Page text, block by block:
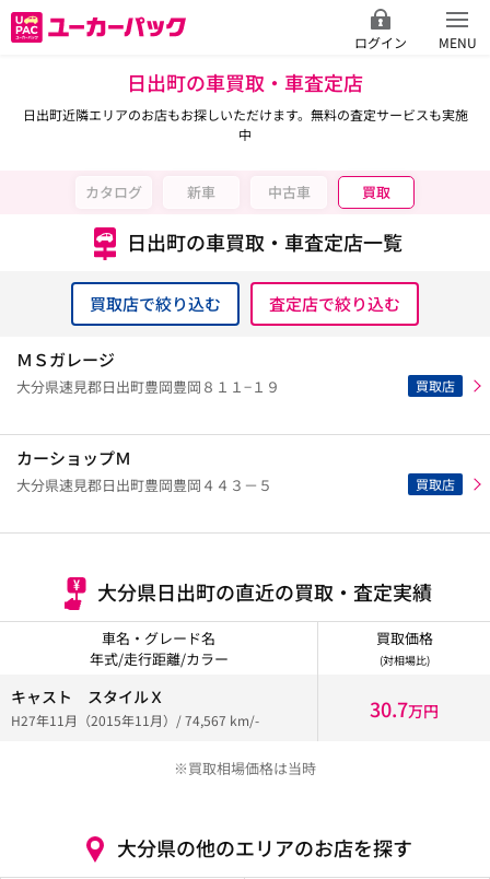
ログイン MENU
日出町の車買取・車査定店
日出町近隣エリアのお店もお探しいただけます。無料の査定サービスも実施
中
カタログ 新車 中古車 買取
日出町の車買取・車査定店一覧
買取店で絞り込む 査定店で絞り込む
買取店
ＭＳガレージ
大分県速見郡日出町豊岡豊岡８１１−１９
買取店
カーショップＭ
大分県速見郡日出町豊岡豊岡４４３－５
大分県日出町の直近の買取・査定実績
車名・グレード名
年式/走行距離/カラー
買取価格
(対相場比)
キャスト スタイルＸ
H27年11月（2015年11月）/ 74,567 km/- 30.7万円
※買取相場価格は当時
大分県の他のエリアのお店を探す